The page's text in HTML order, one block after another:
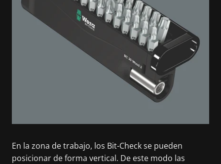
En la zona de trabajo, los Bit-Check se pueden
posicionar de forma vertical. De este modo las